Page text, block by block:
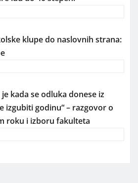
klupe do naslovnih strana:
kada se odluka donese iz
izgubiti godinu“ – razgovor o
roku i izboru fakulteta